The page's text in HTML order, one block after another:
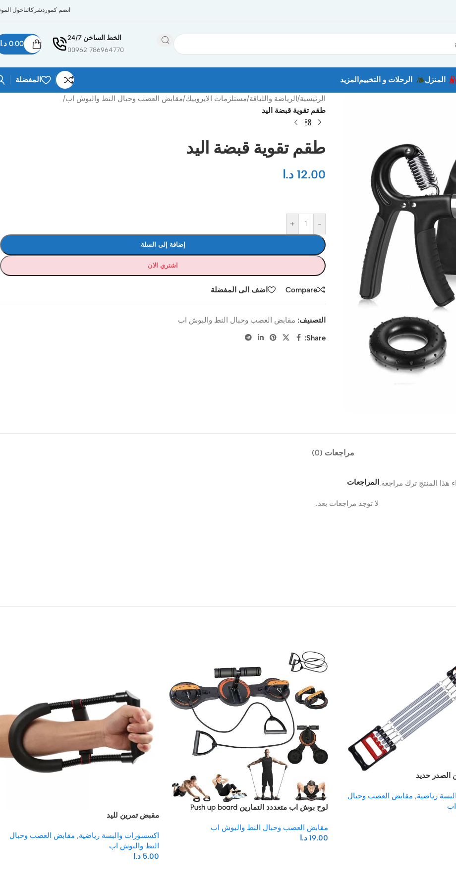
انضم كموردشركائناحول
الخط الساخن 24/7
786964770 00962
0.00 د.ا
المنزل الرحلات و التخييم المزيد المفضلة
الرئيسية/الرياضة واللياقة/مستلزمات الايروبيك/مقابض العصب وحبال النط والبوش اب/
طقم تقوية قبضة اليد
طقم تقوية قبضة اليد
12.00 د.ا
-
+
إضافة إلى السلة
اشتري الان
Compare اضف الى المفضلة
التصنيف: مقابض العصب وحبال النط والبوش اب
Share:
مراجعات (0)
المراجعات
لا توجد مراجعات بعد.
المنتج ترك مراجعة.
الصدر حديد
رياضية, مقابض العصب وحبال
لوح بوش اب متعددد التمارين Push up board
مقابض العصب وحبال النط والبوش اب
19.00 د.ا
مقبض تمرين لليد
اكسسورات والبسة رياضية, مقابض العصب وحبال
النط والبوش اب
5.00 د.ا